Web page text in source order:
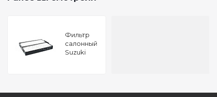
Фильтр
салонный
Suzuki